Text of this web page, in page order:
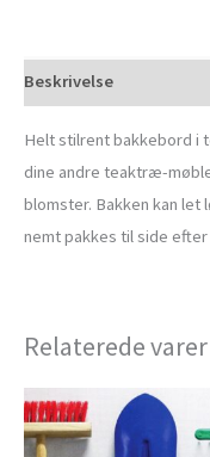
Beskrivelse
Helt stilrent bakkebord i
dine andre teaktræ-
blomster. Bakken kan let
nemt pakkes til side efter
Relaterede varer